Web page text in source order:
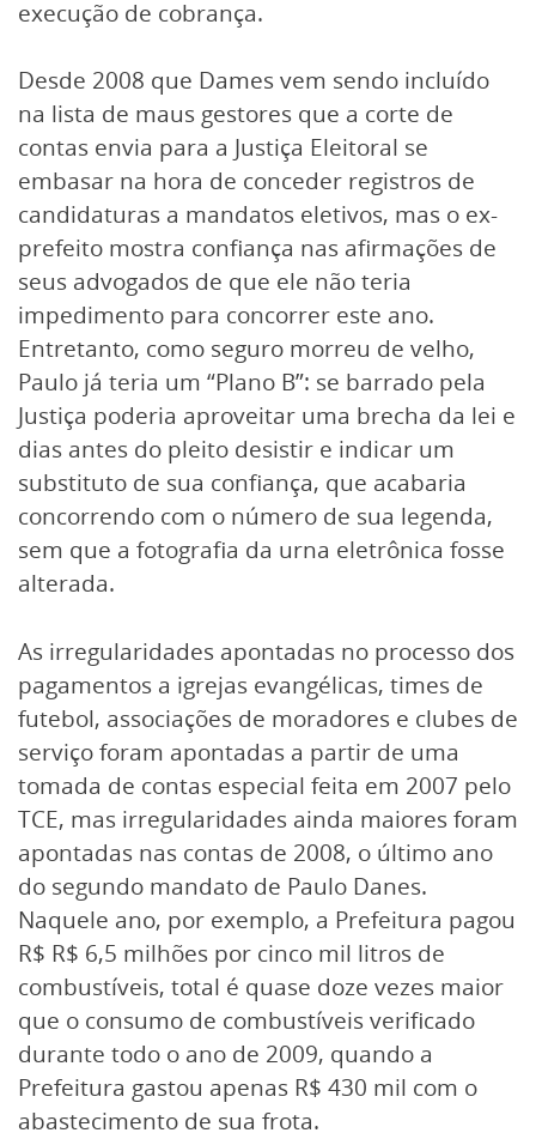
execução de cobrança.
Desde 2008 que Dames vem sendo incluído
na lista de maus gestores que a corte de
contas envia para a Justiça Eleitoral se
embasar na hora de conceder registros de
candidaturas a mandatos eletivos, mas o ex-
prefeito mostra confiança nas afirmações de
seus advogados de que ele não teria
impedimento para concorrer este ano.
Entretanto, como seguro morreu de velho,
Paulo já teria um “Plano B”: se barrado pela
Justiça poderia aproveitar uma brecha da lei e
dias antes do pleito desistir e indicar um
substituto de sua confiança, que acabaria
concorrendo com o número de sua legenda,
sem que a fotografia da urna eletrônica fosse
alterada.
As irregularidades apontadas no processo dos
pagamentos a igrejas evangélicas, times de
futebol, associações de moradores e clubes de
serviço foram apontadas a partir de uma
tomada de contas especial feita em 2007 pelo
TCE, mas irregularidades ainda maiores foram
apontadas nas contas de 2008, o último ano
do segundo mandato de Paulo Danes.
Naquele ano, por exemplo, a Prefeitura pagou
R$ R$ 6,5 milhões por cinco mil litros de
combustíveis, total é quase doze vezes maior
que o consumo de combustíveis verificado
durante todo o ano de 2009, quando a
Prefeitura gastou apenas R$ 430 mil com o
abastecimento de sua frota.